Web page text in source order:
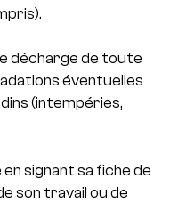
décharge de toute
éventuelles
(intempéries,
signant sa fiche de
son travail ou de